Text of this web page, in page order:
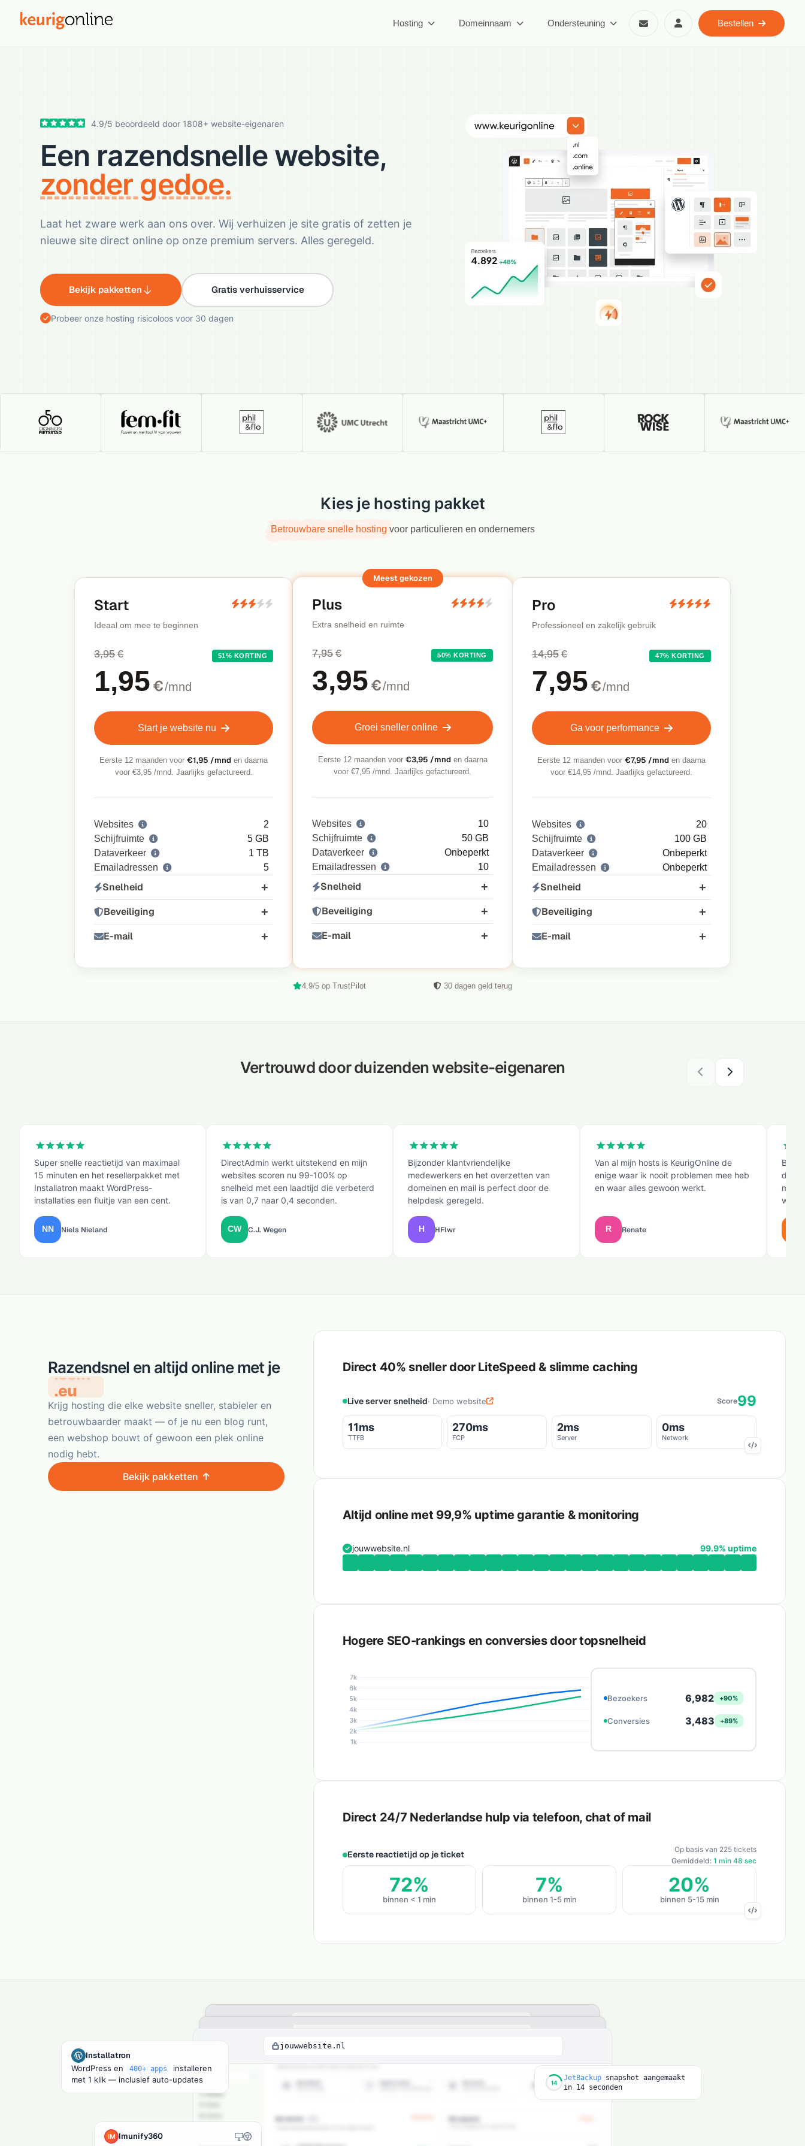
Hosting Domeinnaam Ondersteuning Bestellen
4.9/5 beoordeeld door 1808+ website-eigenaren
Een razendsnelle website,
zonder gedoe.
Laat het zware werk aan ons over. Wij verhuizen je site gratis of zetten je
nieuwe site direct online op onze premium servers. Alles geregeld.
Bekijk pakketten Gratis verhuisservice
Probeer onze hosting risicoloos voor 30 dagen
Kies je hosting pakket
Betrouwbare snelle hosting voor particulieren en ondernemers
Start
Ideaal om mee te beginnen
51% KORTING
3,95 €
1,95€/mnd
Start je website nu
Eerste 12 maanden voor€1,95 /mnd en daarna
voor €3,95 /mnd. Jaarlijks gefactureerd.
Websites
2
Schijfruimte
5 GB
Dataverkeer
1 TB
Emailadressen
5
Snelheid
Beveiliging
E-mail
Plus
Extra snelheid en ruimte
50% KORTING
7,95 €
3,95€/mnd
Groei sneller online
Eerste 12 maanden voor €3,95 /mnden daarna
voor €7,95 /mnd. Jaarlijks gefactureerd.
Websites
10
Schijfruimte
50 GB
Dataverkeer
Onbeperkt
Emailadressen
10
Snelheid
Beveiliging
E-mail
Pro
Professioneel en zakelijk gebruik
47% KORTING
14,95 €
7,95€/mnd
Ga voor performance
Eerste 12 maanden voor €7,95 /mnden daarna
voor €14,95 /mnd. Jaarlijks gefactureerd.
Websites
20
Schijfruimte
100 GB
Dataverkeer
Onbeperkt
Emailadressen
Onbeperkt
Snelheid
Beveiliging
E-mail
4.9/5 op TrustPilot 30 dagen geld terug
Vertrouwd door duizenden website-eigenaren
Super snelle reactietijd van maximaal
15 minuten en het resellerpakket met
Installatron maakt WordPress-
installaties een fluitje van een cent.
Niels Nieland
DirectAdmin werkt uitstekend en mijn
websites scoren nu 99-100% op
snelheid met een laadtijd die verbeterd
is van 0,7 naar 0,4 seconden.
C.J. Wegen
Bijzonder klantvriendelijke
medewerkers en het overzetten van
domeinen en mail is perfect door de
helpdesk geregeld.
HFlwr
Van al mijn hosts is KeurigOnline de
enige waar ik nooit problemen mee heb
en waar alles gewoon werkt.
Renate
Bij
Razendsnel en altijd online met je
.eu
Krijg hosting die elke website sneller, stabieler en
betrouwbaarder maakt — of je nu een blog runt,
een webshop bouwt of gewoon een plek online
nodig hebt.
Bekijk pakketten
Direct 40% sneller door LiteSpeed & slimme caching
Live server snelheid· Demo website Score99
11ms
TTFB
270ms
FCP
2ms
Server
0ms
Network
Altijd online met 99,9% uptime garantie & monitoring
jouwwebsite.nl 99.9% uptime
Hogere SEO-rankings en conversies door topsnelheid
7k
6k
5k
4k
3k
2k
1k
Bezoekers 6,982 +90%
Conversies 3,483 +89%
Direct 24/7 Nederlandse hulp via telefoon, chat of mail
Eerste reactietijd op je ticket
Op basis van 225 tickets
Gemiddeld: 1 min 48 sec
72%
binnen < 1 min
7%
binnen 1-5 min
20%
binnen 5-15 min
LS LiteSpeed
94.7%
Gratis migratie voltooid - 4.2GB
succesvol overgezet
32
32 apps
1-klik installatie
jouwwebsite.nl
Installatron
WordPress en 400+ apps
installeren
met 1 klik — inclusief auto-updates
IM Imunify360
14
JetBackup snapshot aangemaakt
in 14 seconden